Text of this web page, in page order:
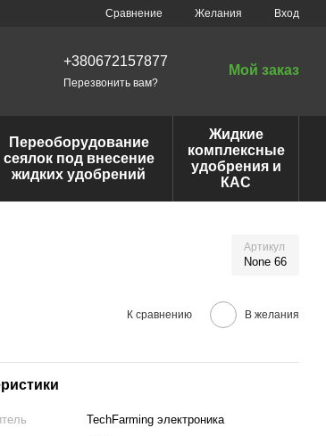
Сравнение Желания Вход
+380672157877
Перезвонить вам?
Мой заказ
Переоборудование
сеялок под внесение
жидких удобрений
Жидкие
комплексные
удобрения и
КАС
Артикул
None 66
К сравнению В желания
TechFarming электроника